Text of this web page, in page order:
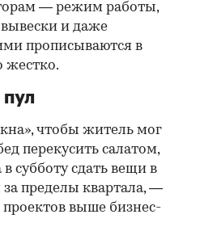
— режим работы,
и даже
прописываются в
жестко.
чтобы житель мог
перекусить салатом,
субботу сдать вещи в
пределы квартала, —
проектов выше бизнес-